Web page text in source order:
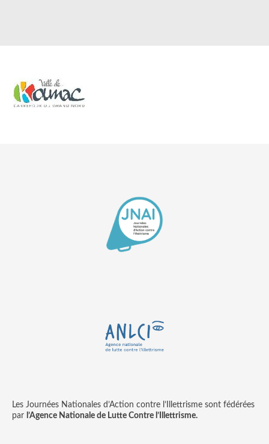
Les Journées Nationales d’Action contre l’Illettrisme sont fédérées
par l’Agence Nationale de Lutte Contre l’Illettrisme.